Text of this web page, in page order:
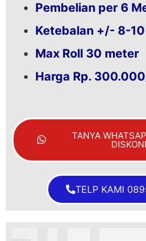
Pembelian per 6
Ketebalan +/- 8-10
Max Roll 30 meter
Harga Rp.
TANYA
TELP KAMI